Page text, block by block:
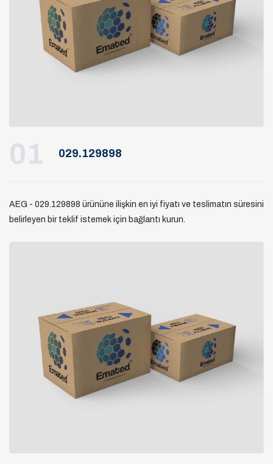
01 029.129898
AEG - 029.129898 ürününe ilişkin en iyi fiyatı ve teslimatın süresini
belirleyen bir teklif istemek için bağlantı kurun.